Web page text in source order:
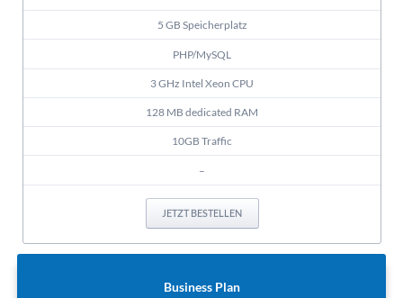
5 GB Speicherplatz
PHP/MySQL
3 GHz Intel Xeon CPU
128 MB dedicated RAM
10GB Traffic
–
JETZT BESTELLEN
Business Plan